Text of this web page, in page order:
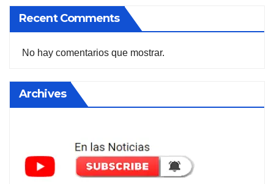
Recent Comments
No hay comentarios que mostrar.
Archives